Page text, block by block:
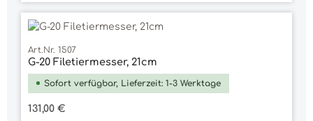
Art.Nr. 1507
G-20 Filetiermesser, 21cm
Sofort verfügbar, Lieferzeit: 1-3 Werktage
Regulärer Preis:
131,00 €